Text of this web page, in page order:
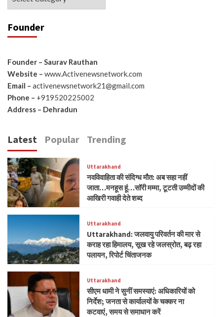
Founder
Founder – Saurav Rauthan
Website – www.Activenewsnetwork.com
Email – activenewsnetwork21@gmail.com
Phone – +919520225002
Address – Dehradun
Latest Popular Trending
Uttarakhand
नवविवाहिता की संदिग्ध मौत: अब सहा नहीं
जाता…मनहूस हूं…सॉरी मम्मा, टूटती उम्मीदों की
आखिरी गवाही देते शब्द
Uttarakhand
Uttarakhand: जलवायु परिवर्तन की मार से
कराह रहा हिमालय, सूख रहे जलस्रोत, बढ़ रहा
पलायन, रिपोर्ट चिंताजनक
Uttarakhand
सीएम धामी ने सुनीं समस्याएं: अधिकारियों को
निर्देश; जनता से कार्यालयों के चक्कर ना
कटवाएं, समय से समाधान करें